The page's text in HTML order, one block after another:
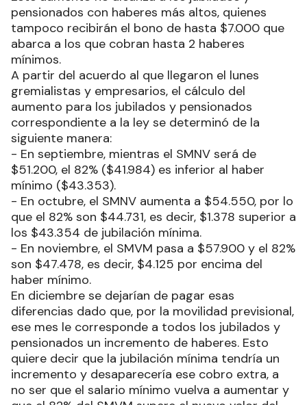
pensionados con haberes más altos, quienes
tampoco recibirán el bono de hasta $7.000 que
abarca a los que cobran hasta 2 haberes
mínimos.
A partir del acuerdo al que llegaron el lunes
gremialistas y empresarios, el cálculo del
aumento para los jubilados y pensionados
correspondiente a la ley se determinó de la
siguiente manera:
- En septiembre, mientras el SMNV será de
$51.200, el 82% ($41.984) es inferior al haber
mínimo ($43.353).
- En octubre, el SMNV aumenta a $54.550, por lo
que el 82% son $44.731, es decir, $1.378 superior a
los $43.354 de jubilación mínima.
- En noviembre, el SMVM pasa a $57.900 y el 82%
son $47.478, es decir, $4.125 por encima del
haber mínimo.
En diciembre se dejarían de pagar esas
diferencias dado que, por la movilidad previsional,
ese mes le corresponde a todos los jubilados y
pensionados un incremento de haberes. Esto
quiere decir que la jubilación mínima tendría un
incremento y desaparecería ese cobro extra, a
no ser que el salario mínimo vuelva a aumentar y